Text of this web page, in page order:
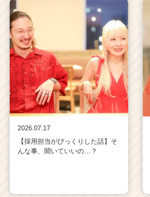
2026.07.17
【採用担当がびっくりした話】そ
んな事、聞いていいの…？